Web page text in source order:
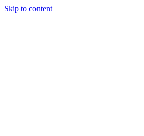
Skip to content